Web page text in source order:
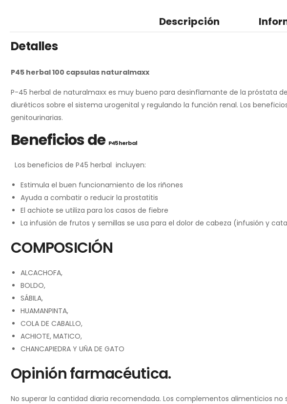
Descripción
Detalles
P45 herbal 100 capsulas naturalmaxx
P-45 herbal de naturalmaxx es muy bueno para desinflamante de la próstata
diuréticos sobre el sistema urogenital y regulando la función renal. Los
genitourinarias.
Beneficios de P45 herbal
Los beneficios de P45 herbal incluyen:
Estimula el buen funcionamiento de los riñones
Ayuda a combatir o reducir la prostatitis
El achiote se utiliza para los casos de fiebre
La infusión de frutos y semillas se usa para el dolor de cabeza (infusión y
COMPOSICIÓN
ALCACHOFA,
BOLDO,
SÁBILA,
HUAMANPINTA,
COLA DE CABALLO,
ACHIOTE, MATICO,
CHANCAPIEDRA Y UÑA DE GATO
Opinión farmacéutica.
No superar la cantidad diaria recomendada. Los complementos alimenticios